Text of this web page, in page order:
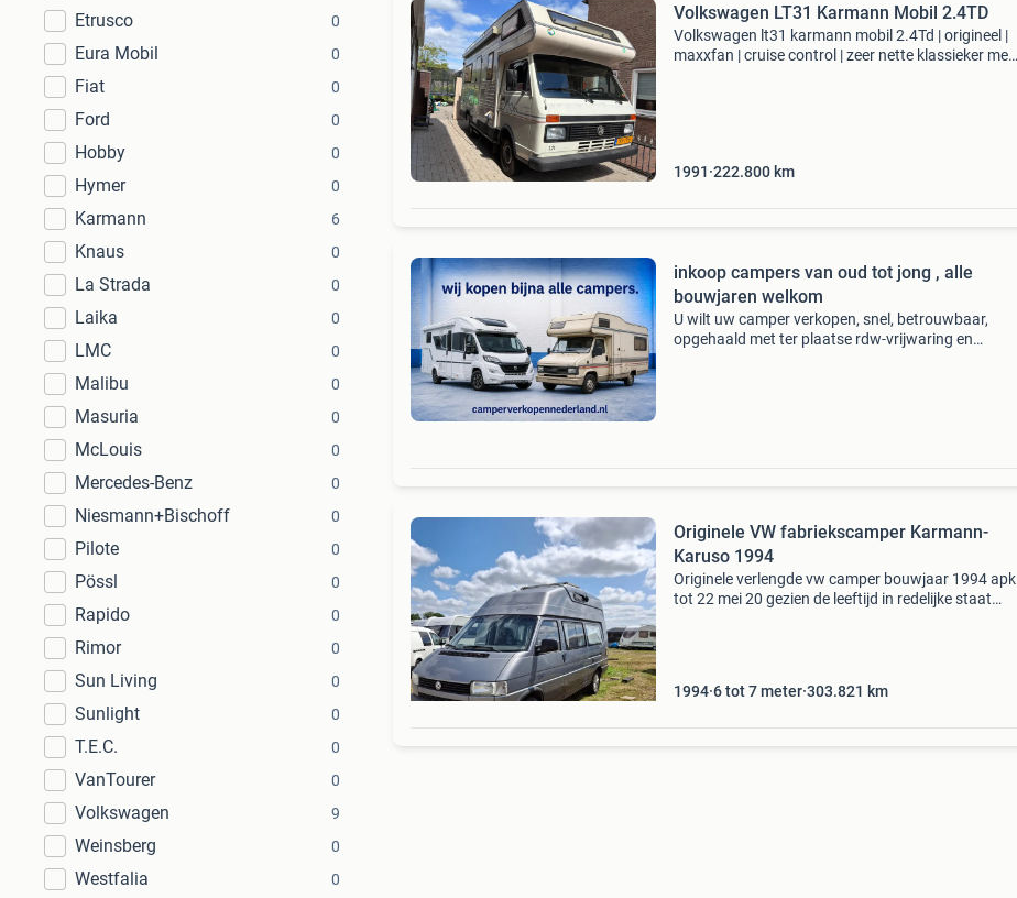
Etrusco 0
Eura Mobil 0
Fiat 0
Ford 0
Hobby 0
Hymer 0
Karmann 6
Knaus 0
La Strada 0
Laika 0
LMC 0
Malibu 0
Masuria 0
McLouis 0
Mercedes-Benz 0
Niesmann+Bischoff 0
Pilote 0
Pössl 0
Rapido 0
Rimor 0
Sun Living 0
Sunlight 0
T.E.C. 0
VanTourer 0
Volkswagen 9
Weinsberg 0
Westfalia 0
Volkswagen LT31 Karmann Mobil 2.4TD
Volkswagen lt31 karmann mobil 2.4Td | origineel |
maxxfan | cruise control | zeer nette klassieker met
1991 222.800 km
inkoop campers van oud tot jong , alle
bouwjaren welkom
U wilt uw camper verkopen, snel, betrouwbaar,
opgehaald met ter plaatse rdw-vrijwaring en
Originele VW fabriekscamper Karmann-
Karuso 1994
Originele verlengde vw camper bouwjaar 1994 apk
tot 22 mei 20 gezien de leeftijd in redelijke staat
1994 6 tot 7 meter 303.821 km